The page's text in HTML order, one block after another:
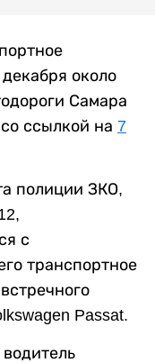
около
Самара
со ссылкой на 7
полиции ЗКО,
с
транспортное
Passat.